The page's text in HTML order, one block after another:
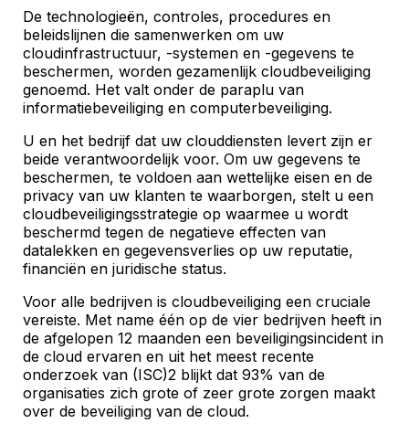
De technologieën, controles, procedures en
beleidslijnen die samenwerken om uw
cloudinfrastructuur, -systemen en -gegevens te
beschermen, worden gezamenlijk cloudbeveiliging
genoemd. Het valt onder de paraplu van
informatiebeveiliging en computerbeveiliging.
U en het bedrijf dat uw clouddiensten levert zijn er
beide verantwoordelijk voor. Om uw gegevens te
beschermen, te voldoen aan wettelijke eisen en de
privacy van uw klanten te waarborgen, stelt u een
cloudbeveiligingsstrategie op waarmee u wordt
beschermd tegen de negatieve effecten van
datalekken en gegevensverlies op uw reputatie,
financiën en juridische status.
Voor alle bedrijven is cloudbeveiliging een cruciale
vereiste. Met name één op de vier bedrijven heeft in
de afgelopen 12 maanden een beveiligingsincident in
de cloud ervaren en uit het meest recente
onderzoek van (ISC)2 blijkt dat 93% van de
organisaties zich grote of zeer grote zorgen maakt
over de beveiliging van de cloud.